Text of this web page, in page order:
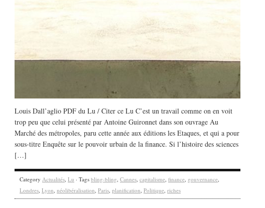
Louis Dall’aglio PDF du Lu / Citer ce Lu C’est un travail comme on en voit
trop peu que celui présenté par Antoine Guironnet dans son ouvrage Au
Marché des métropoles, paru cette année aux éditions les Etaques, et qui a pour
sous-titre Enquête sur le pouvoir urbain de la finance. Si l’histoire des sciences
[…]
Category Actualités, Lu · Tags bling-bling, Cannes, capitalisme, finance, gouvernance,
Londres, Lyon, néolibéralisation, Paris, planification, Politique, riches